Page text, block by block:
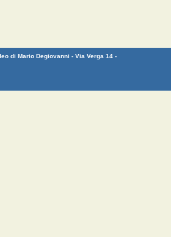
di Mario Degiovanni - Via Verga 14 -